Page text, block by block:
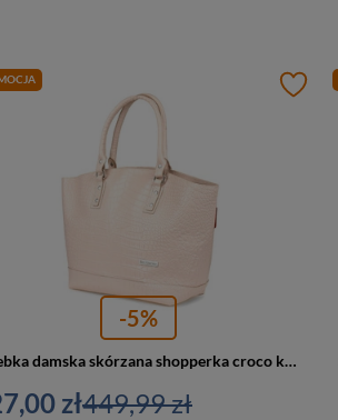
-5%
Torebka damska skórzana shopperka croco koszyk Beltimore S15 A4 pudrowy róż
zł449,99 zł